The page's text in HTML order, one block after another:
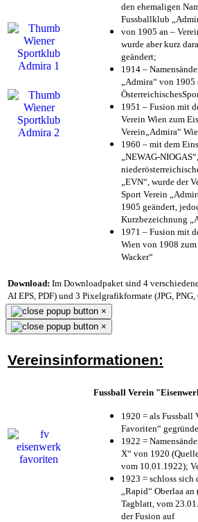
den ehemaligen
Fussballklub
von 1905 an –
wurde aber kurz
geändert;
1914 –
„Admira“ von
1951 – Fusion mit
Verein Wien zum
Verein„Admira“
1960 – mit dem
„NEWAG-
„EVN“, wurde der
Sport Verein
1905 geändert,
Kurzbezeichnung
1971 – Fusion mit
Wien von 1908
Wacker“
Download: Im Downloadpaket sind 4
AI EPS, PDF) und 3 Pixelgrafikformate (JPG, PNG,
×
×
Vereinsinformationen:
Fussball Verein
1920 = als Fussball
Favoriten“
1922 =
X“ von 1920
vom 10.01.1922);
1923 = schloss sich
„Rapid“ Oberlaa
Tagblatt, vom
der Fusion auf